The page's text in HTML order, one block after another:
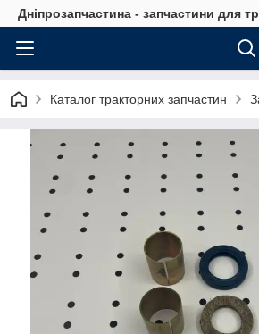
Дніпрозапчастина - запчастини для
Каталог тракторних запчастин